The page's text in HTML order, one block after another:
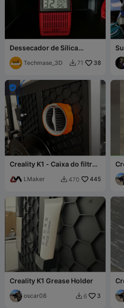
Dessecador de Sílica
Creality
Techmase_3D  71 38

Creality K1 - Caixa do filtro
LMaker  470 445
Creality K1 Grease Holder
oscar08  6 3